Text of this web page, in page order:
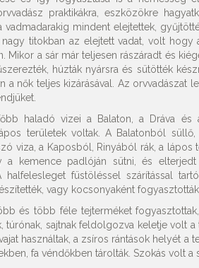
praktikákra, eszközökre
vadmadarakig mindent elejtettek,
titokban az elejtett vadat, volt
Mikor a sár már teljesen rászáradt és
húzták nyársra és sütötték
a nők teljes kizárásával. Az
haladó vizei a Balaton, a Dráva
területek voltak. A Balatonból
viza, a Kaposból, Rinyából rák, a
a kemence padlóján sütni, és
halfelesleget füstöléssel szárítással
vagy kocsonyaként fogyasztották.
és több féle tejterméket
túrónak, sajtnak feldolgozva keletje volt
használtak, a zsíros rántások helyét a
fa véndőkben tárolták. Szokás volt a